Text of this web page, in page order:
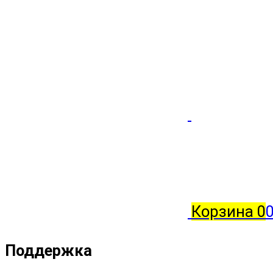
Корзина 0
Поддержка